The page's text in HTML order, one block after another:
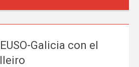
Galicia con el